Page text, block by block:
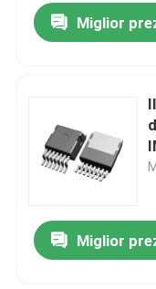
Miglior
Miglior